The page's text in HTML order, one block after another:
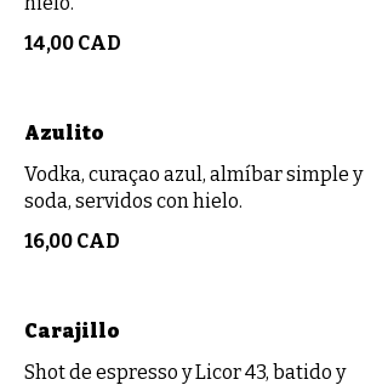
14,00 CAD
Azulito
Vodka, curaçao azul, almíbar simple y
soda, servidos con hielo.
16,00 CAD
Carajillo
Shot de espresso y Licor 43, batido y